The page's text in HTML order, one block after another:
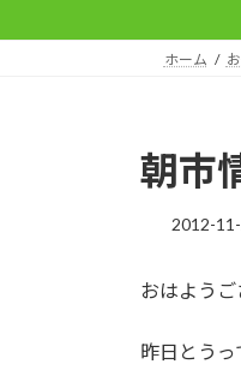
ホーム
朝市
2012-
おはよう
昨日とうっ